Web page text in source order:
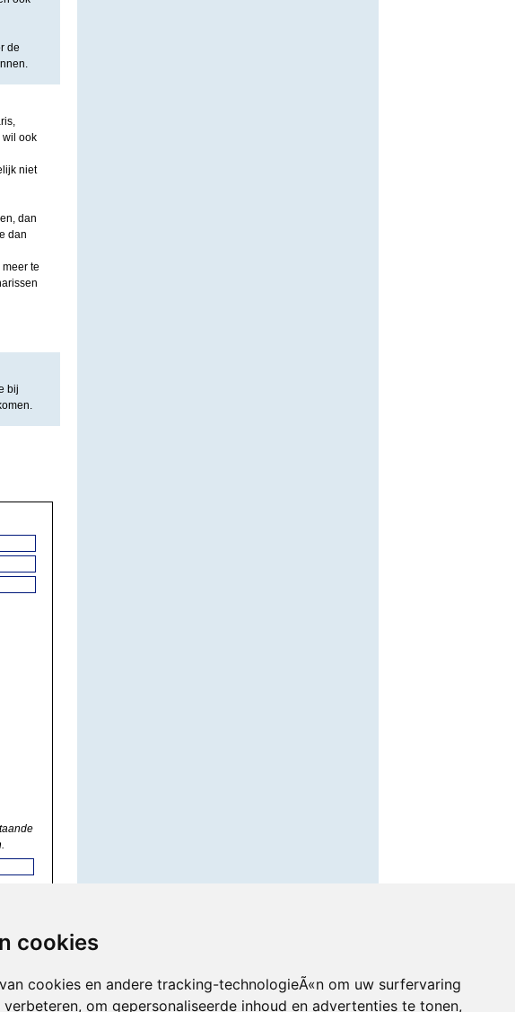
cookies
cookies en andere tracking-technologieÃ«n om uw surfervaring
om gepersonaliseerde inhoud en advertenties te tonen,
de
wil ook
niet
dan
dan
te
bij